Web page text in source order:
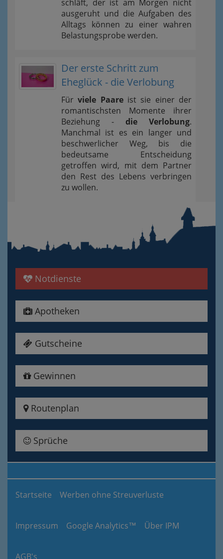
schläft, der ist am Morgen nicht
ausgeruht und die Aufgaben des
Alltags können zu einer wahren
Belastungsprobe werden.
Der erste Schritt zum
Eheglück - die Verlobung
Fürviele Paareist sie einer der
romantischsten Momente ihrer
Beziehung - die Verlobung.
Manchmal ist es ein langer und
beschwerlicher Weg, bis die
bedeutsame Entscheidung
getroffen wird, mit dem Partner
den Rest des Lebens verbringen
zu wollen.
Notdienste
Apotheken
Gutscheine
Gewinnen
Routenplan
Sprüche
Startseite Werben ohne Streuverluste
Impressum Google Analytics™ Über IPM
AGB's